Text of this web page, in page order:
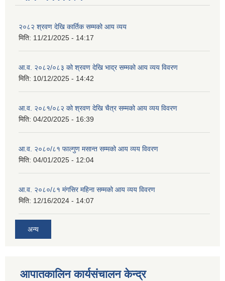
२०८२ श्रवण देखि कार्तिक सम्मको आय व्यय
मिति: 11/21/2025 - 14:17
आ.व. २०८२/०८३ को श्रवण देखि भाद्र सम्मको आय व्यय विवरण
मिति: 10/12/2025 - 14:42
आ.व. २०८१/०८२ को श्रवण देखि चैत्र सम्मको आय व्यय विवरण
मिति: 04/20/2025 - 16:39
आ.व. २०८०/८१ फाल्गुण मसान्त सम्मको आय व्यय विवरण
मिति: 04/01/2025 - 12:04
आ.व. २०८०/८१ मंगसिर महिना सम्मको आय व्यय विवरण
मिति: 12/16/2024 - 14:07
अन्य
आपातकालिन कार्यसंचालन केन्द्र